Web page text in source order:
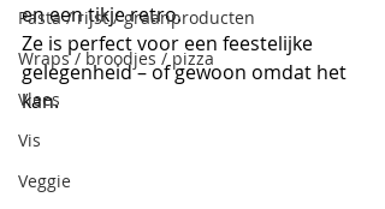
Pasta / rijst / graanproducten
Wraps / broodjes / pizza
Vlees
Vis
Veggie
en een tikje retro.
Ze is perfect voor een feestelijke
gelegenheid – of gewoon omdat het
kan.